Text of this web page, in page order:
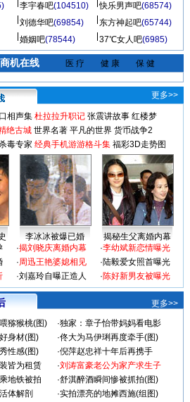
李宇春吧(104510) 快乐男声吧(68574)
刘德华吧(69854) 东方神起吧(65744)
婚姻吧(78544) 37℃女人吧(6985)
商机在线 医 疗 健 康 保 健
更多>>
相声集 杜拉拉升职记 张震讲故事 红楼梦
绝古城 世界名著 平凡的世界 货币战争2
毒专家 经典手机游游格斗集 福彩3D走势图
李冰冰被爆已婚
揭秘生父离婚内幕
·揭刘晓庆离婚内幕
·周迅王艳婆媳相见
·刘嘉玲自曝正造人
·李幼斌新恋情曝光
·陆毅爱女照首曝光
·陈好新男友被曝光
更多>>
猕猴桃(图) ·独家：章子怡带妈妈看电影
身材(图) ·佟大为马伊琍再度牵手(图)
性感(图) ·倪萍赵忠祥十年后再携手
皆为租赁 ·刘涛富豪老公为家产求生子
地铁被拍 ·舒淇醉酒瞬间惨被抓拍(图)
体解剖 ·实拍漂亮的地摊西施(组图)